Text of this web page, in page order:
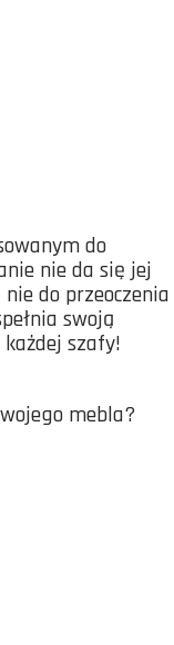
do
nie da się jej
do przeoczenia
swoją
szafy!
mebla?